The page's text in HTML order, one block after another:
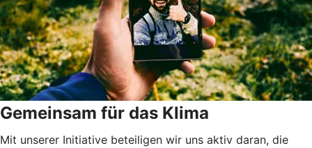
Gemeinsam für das Klima
Mit unserer Initiative beteiligen wir uns aktiv daran, die